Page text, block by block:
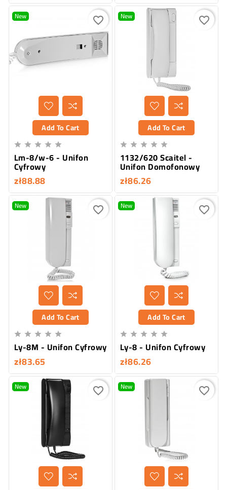
New
Add To Cart
    
Lm-8/w-6 - Unifon
Cyfrowy
zł88.88
favorite_border New
Add To Cart
    
1132/620 Scaitel -
Unifon Domofonowy
zł86.26
favorite_border
New
Add To Cart
    
Ly-8M - Unifon Cyfrowy
zł83.65
favorite_border New
Add To Cart
    
Ly-8 - Unifon Cyfrowy
zł86.26
favorite_border
New favorite_border New favorite_border